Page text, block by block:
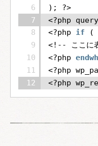
6
7
8
9
10
11
12
); ?>
<?php
<?php if (
<!-- ここに
<?php
<?php
<?php